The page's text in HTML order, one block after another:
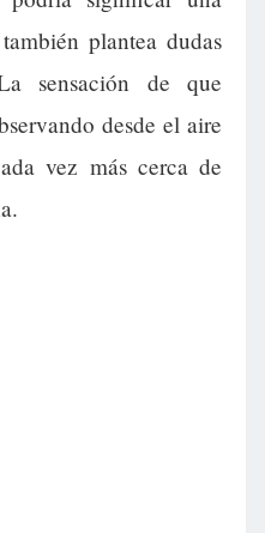
plantea dudas
sensación de que
desde el aire
vez más cerca de